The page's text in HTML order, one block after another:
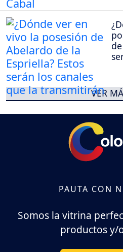
VER
PAUTA CON
Somos la vitrina
productos y/